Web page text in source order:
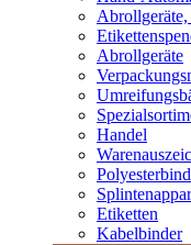
Abrollgeräte,
Abrollgeräte
Handel
Etiketten
Kabelbinder